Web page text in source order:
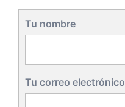
Tu nombre
Tu correo electrónico